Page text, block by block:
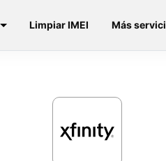
Limpiar IMEI Más